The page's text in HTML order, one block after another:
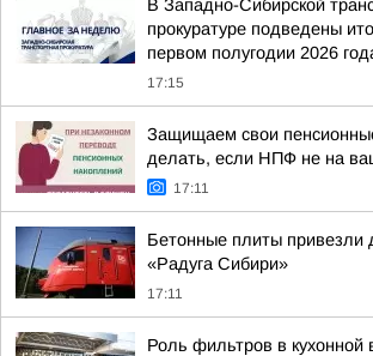
В Западно-Сибирской
прокуратуре подведены
первом полугодии 2026
17:15
Защищаем свои
делать, если НПФ не на
17:11
Бетонные плиты
«Радуга Сибири»
17:11
Роль фильтров в кухонной